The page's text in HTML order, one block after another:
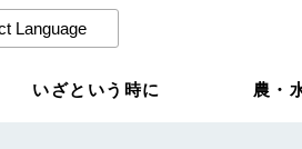
いざという時に 農・